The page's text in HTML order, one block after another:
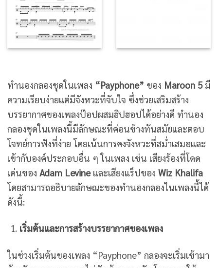
ทำนองกลองชุดในเพลง “Payphone” ของ Maroon 5มี
ความเรียบง่ายแต่มีจังหวะที่จับใจ ซึ่งช่วยเสริมสร้าง
บรรยากาศของเพลงป๊อปผสมฮิปฮอปได้อย่างดี ทำนอง
กลองชุดในเพลงนี้มีลักษณะที่ค่อนข้างทันสมัยและตอบ
โจทย์การฟังที่ง่าย โดยเน้นการคงจังหวะที่สม่ำเสมอและ
เข้ากับองค์ประกอบอื่น ๆ ในเพลง เช่น เสียงร้องที่โดด
เด่นของ Adam Levineและเสียงแร็ปของ Wiz Khalifa
โดยสามารถอธิบายลักษณะของทำนองกลองในเพลงนี้ได้
ดังนี้:
เริ่มต้นและการสร้างบรรยากาศของเพลง
ในช่วงเริ่มต้นของเพลง “Payphone” กลองจะเริ่มเข้ามา